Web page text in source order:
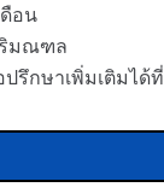
อน
ริมณฑล
รึกษาเพิ่มเติมได้ที่